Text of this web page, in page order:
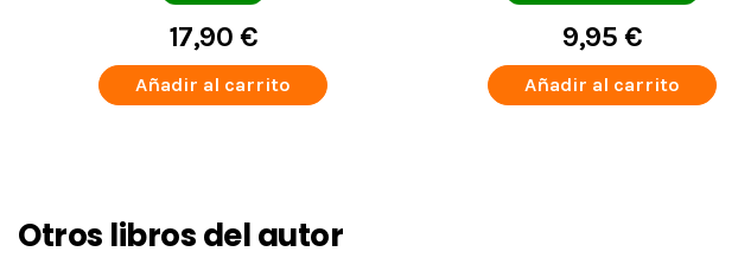
17,90 €
Añadir al carrito
9,95 €
Añadir al carrito
Otros libros del autor